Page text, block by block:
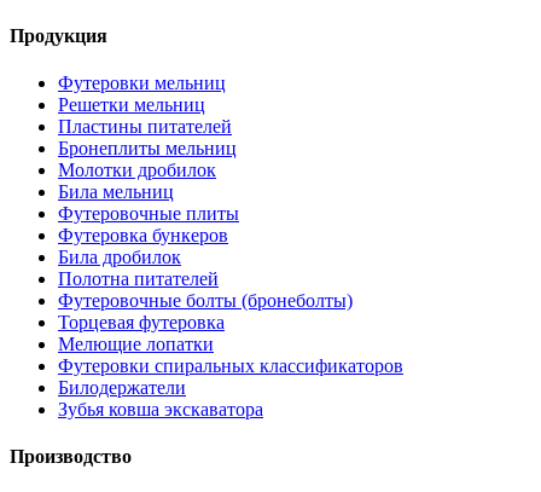
Продукция
Футеровки мельниц
Решетки мельниц
Пластины питателей
Бронеплиты мельниц
Молотки дробилок
Била мельниц
Футеровочные плиты
Футеровка бункеров
Била дробилок
Полотна питателей
Футеровочные болты (бронеболты)
Торцевая футеровка
Мелющие лопатки
Футеровки спиральных классификаторов
Билодержатели
Зубья ковша экскаватора
Производство